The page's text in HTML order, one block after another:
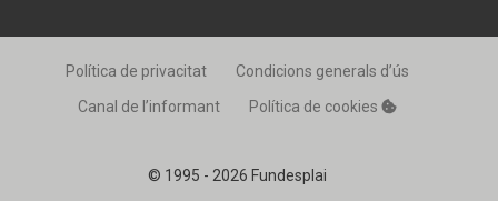
© 1995 - 2026 Fundesplai
Política de privacitat
Condicions generals d’ús
Canal de l’informant
Política de cookies